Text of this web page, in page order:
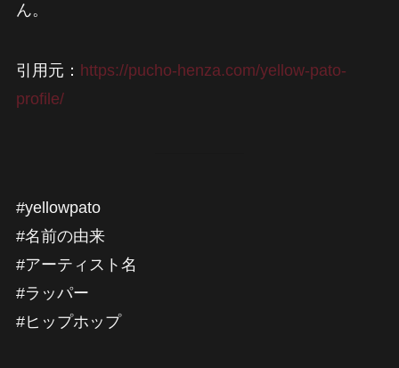
ん。
引用元： https://pucho-henza.com/yellow-pato-
profile/
#yellowpato
#名前の由来
#アーティスト名
#ラッパー
#ヒップホップ